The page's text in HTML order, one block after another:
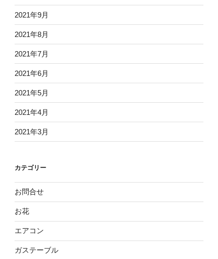
2021年9月
2021年8月
2021年7月
2021年6月
2021年5月
2021年4月
2021年3月
カテゴリー
お問合せ
お花
エアコン
ガステーブル